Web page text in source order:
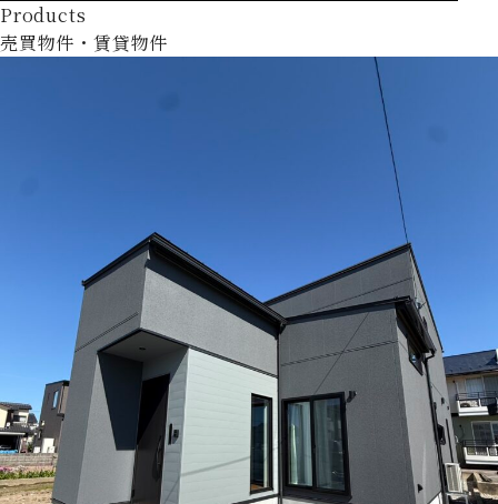
Products
売買物件・賃貸物件